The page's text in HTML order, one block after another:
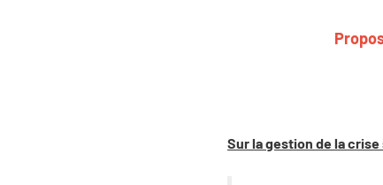
Sur la gestion de la